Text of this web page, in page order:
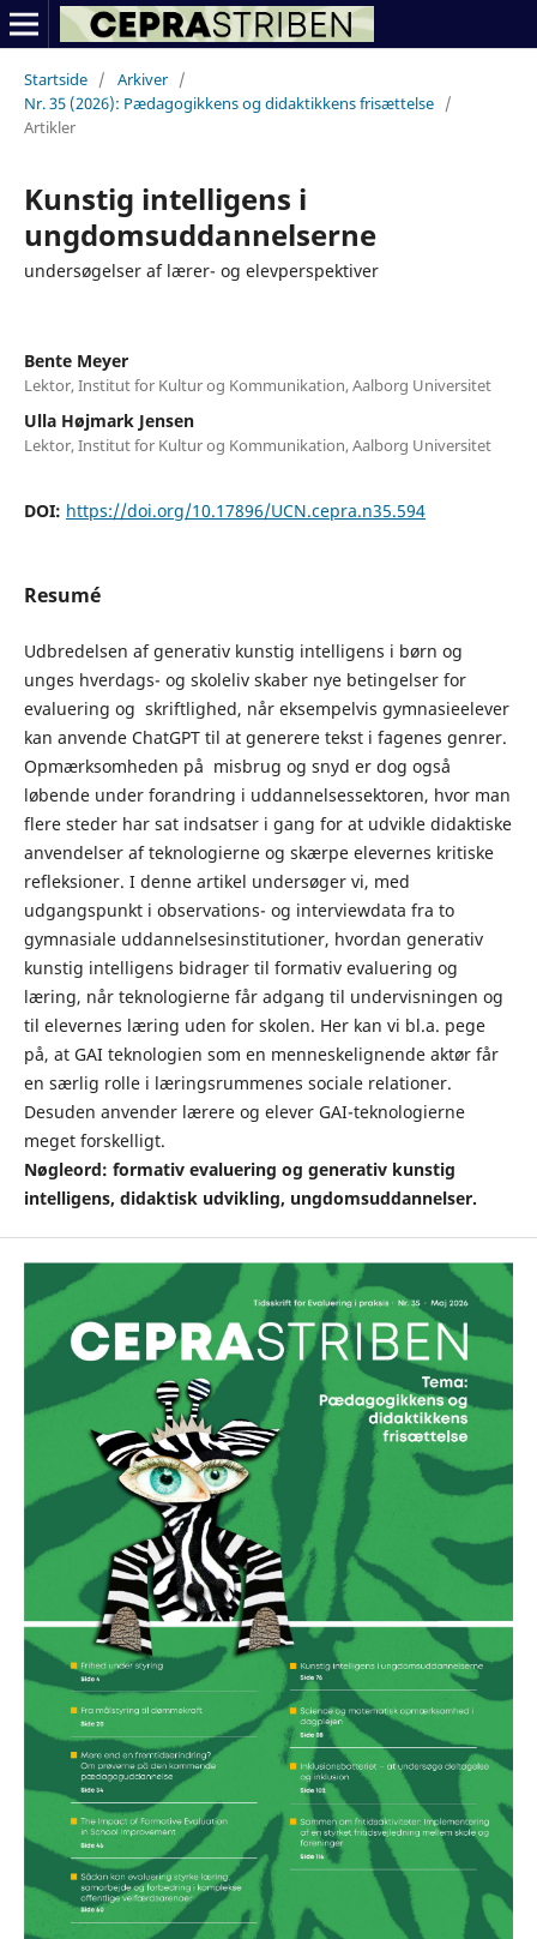
Startside / Arkiver /
Nr. 35 (2026): Pædagogikkens og didaktikkens frisættelse /
Artikler
Kunstig intelligens i
ungdomsuddannelserne
undersøgelser af lærer- og elevperspektiver
Bente Meyer
Lektor, Institut for Kultur og Kommunikation, Aalborg Universitet
Ulla Højmark Jensen
Lektor, Institut for Kultur og Kommunikation, Aalborg Universitet
DOI: https://doi.org/10.17896/UCN.cepra.n35.594
Resumé
Udbredelsen af generativ kunstig intelligens i børn og
unges hverdags- og skoleliv skaber nye betingelser for
evaluering og skriftlighed, når eksempelvis gymnasieelever
kan anvende ChatGPT til at generere tekst i fagenes genrer.
Opmærksomheden på misbrug og snyd er dog også
løbende under forandring i uddannelsessektoren, hvor man
flere steder har sat indsatser i gang for at udvikle didaktiske
anvendelser af teknologierne og skærpe elevernes kritiske
refleksioner. I denne artikel undersøger vi, med
udgangspunkt i observations- og interviewdata fra to
gymnasiale uddannelsesinstitutioner, hvordan generativ
kunstig intelligens bidrager til formativ evaluering og
læring, når teknologierne får adgang til undervisningen og
til elevernes læring uden for skolen. Her kan vi bl.a. pege
på, at GAI teknologien som en menneskelignende aktør får
en særlig rolle i læringsrummenes sociale relationer.
Desuden anvender lærere og elever GAI-teknologierne
meget forskelligt.
Nøgleord: formativ evaluering og generativ kunstig
intelligens, didaktisk udvikling, ungdomsuddannelser.